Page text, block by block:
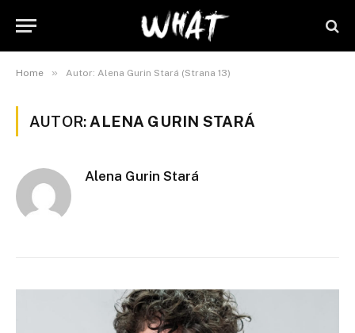
Home » Autor: Alena Gurin Stará (Strana 13)
AUTOR: ALENA GURIN STARÁ
Alena Gurin Stará